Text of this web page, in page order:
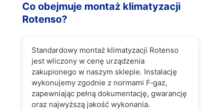
Co obejmuje montaż klimatyzacji
Rotenso?
Standardowy montaż klimatyzacji Rotenso
jest wliczony w cenę urządzenia
zakupionego w naszym sklepie. Instalację
wykonujemy zgodnie z normami F‑gaz,
zapewniając pełną dokumentację, gwarancję
oraz najwyższą jakość wykonania.